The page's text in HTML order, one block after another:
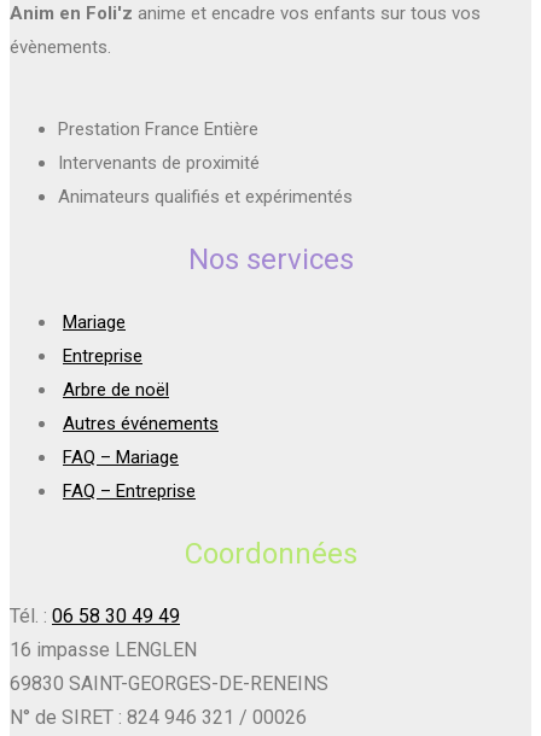
Anim en Foli'z anime et encadre vos enfants sur tous vos
évènements.
Prestation France Entière
Intervenants de proximité
Animateurs qualifiés et expérimentés
Nos services
Mariage
Entreprise
Arbre de noël
Autres événements
FAQ – Mariage
FAQ – Entreprise
Coordonnées
Tél. : 06 58 30 49 49
16 impasse LENGLEN
69830 SAINT-GEORGES-DE-RENEINS
N° de SIRET : 824 946 321 / 00026